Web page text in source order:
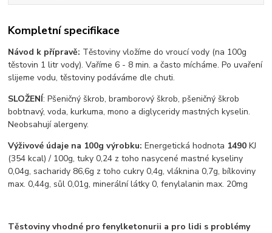
Kompletní specifikace
Návod k přípravě: Těstoviny vložíme do vroucí vody (na 100g
těstovin 1 litr vody). Vaříme 6 - 8 min. a často mícháme. Po uvaření
slijeme vodu, těstoviny podáváme dle chuti.
SLOŽENÍ: Pšeničný škrob, bramborový škrob, pšeničný škrob
bobtnavý, voda, kurkuma, mono a diglyceridy mastných kyselin.
Neobsahují alergeny.
Výživové údaje na 100g výrobku: Energetická hodnota 1490 KJ
(354 kcal) / 100g, tuky 0,24 z toho nasycené mastné kyseliny
0,04g, sacharidy 86,6g z toho cukry 0,4g, vláknina 0,7g, bílkoviny
max. 0,44g, sůl 0,01g, minerální látky 0, fenylalanin max. 20mg
Těstoviny vhodné pro fenylketonurii a pro lidi s problémy